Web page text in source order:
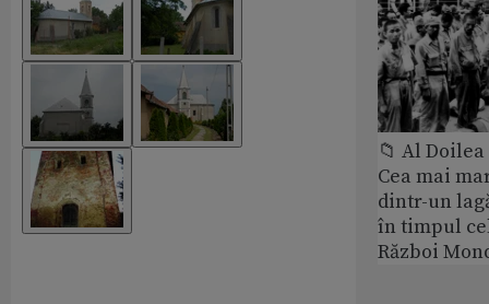
📁 Al
Cea mai
dintr-un
în timpul
Război